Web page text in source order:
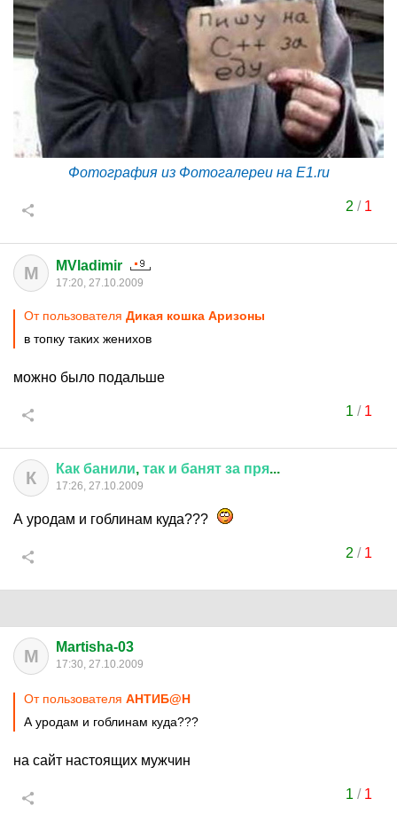
Фотография из Фотогалереи на E1.ru
2 / 1
M MVladimir
17:20, 27.10.2009
От пользователя Дикая кошка Аризоны
в топку таких женихов
можно было подальше
1 / 1
К Как банили, так и банят за пря...
17:26, 27.10.2009
А уродам и гоблинам куда???
2 / 1
M Martisha-03
17:30, 27.10.2009
От пользователя АНТИБ@Н
А уродам и гоблинам куда???
на сайт настоящих мужчин
1 / 1